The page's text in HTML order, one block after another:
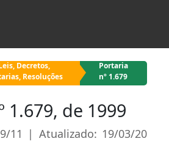
Decretos,
Resoluções
Portaria
nº 1.679
1.679, de 1999
11 | Atualizado: 19/03/20